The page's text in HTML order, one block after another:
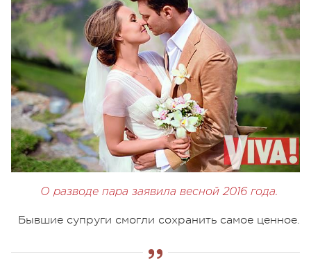
О разводе пара заявила весной 2016 года.
Бывшие супруги смогли сохранить самое ценное.